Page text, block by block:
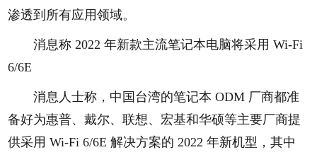
渗透到所有应用领域。
消息称 2022 年新款主流笔记本电脑将采用 Wi-Fi
6/6E
消息人士称，中国台湾的笔记本 ODM 厂商都准
备好为惠普、戴尔、联想、宏基和华硕等主要厂商提
供采用 Wi-Fi 6/6E 解决方案的 2022 年新机型，其中